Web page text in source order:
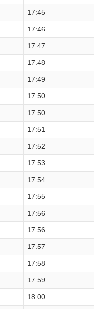
17:45
17:46
17:47
17:48
17:49
17:50
17:50
17:51
17:52
17:53
17:54
17:55
17:56
17:56
17:57
17:58
17:59
18:00